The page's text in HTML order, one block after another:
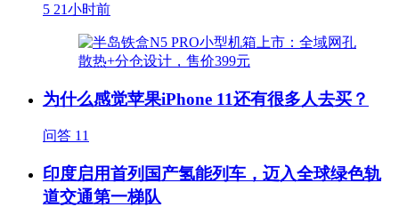
5 21小时前
为什么感觉苹果iPhone 11还有很多人去买？
问答 11
印度启用首列国产氢能列车，迈入全球绿色轨
道交通第一梯队